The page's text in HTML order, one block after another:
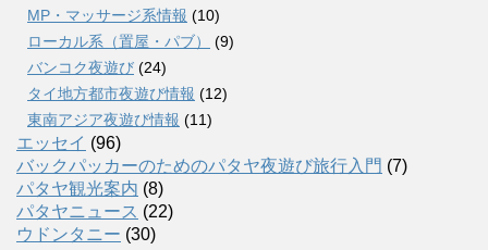
MP・マッサージ系情報 (10)
ローカル系（置屋・パブ）
(9)
バンコク夜遊び (24)
タイ地方都市夜遊び情報 (12)
東南アジア夜遊び情報 (11)
エッセイ (96)
バックパッカーのためのパタヤ夜遊び旅行入門 (7)
パタヤ観光案内 (8)
パタヤニュース (22)
ウドンタニー (30)